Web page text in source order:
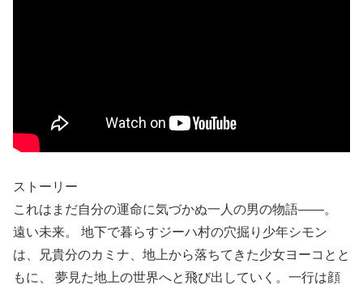
ストーリー
これはまだ自分の運命に気づかぬ一人の男の物語――。
遠い未来。 地下で暮らすジーハ村の穴掘り少年シモン
は、兄貴分のカミナ、地上から落ちてきた少女ヨーコとと
もに、 夢見た地上の世界へと飛び出していく。一行は顔